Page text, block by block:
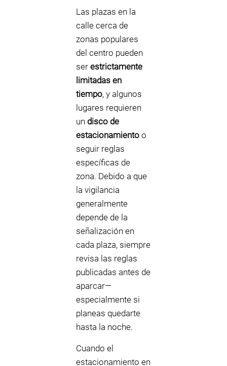
Las plazas en la
calle cerca de
zonas populares
del centro pueden
ser estrictamente
limitadas en
tiempo, y algunos
lugares requieren
un disco de
estacionamiento o
seguir reglas
específicas de
zona. Debido a que
la vigilancia
generalmente
depende de la
señalización en
cada plaza, siempre
revisa las reglas
publicadas antes de
aparcar—
especialmente si
planeas quedarte
hasta la noche.
Cuando el
estacionamiento en